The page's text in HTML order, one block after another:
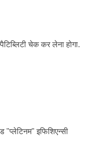
चेक कर लेना होगा.
"प्लेटिनम" इफिशिएन्सी